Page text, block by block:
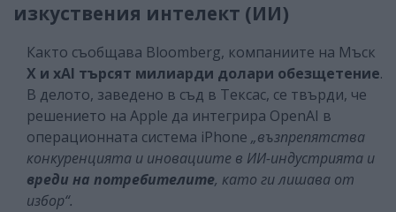
изкуствения интелект (ИИ)
Както съобщава Bloomberg, компаниите на Мъск
X и xAI търсят милиарди долари обезщетение.
В делото, заведено в съд в Тексас, се твърди, че
решението на Apple да интегрира OpenAI в
операционната система iPhone „възпрепятства
конкуренцията и иновациите в ИИ-индустрията и
вреди на потребителите, като ги лишава от
избор“.